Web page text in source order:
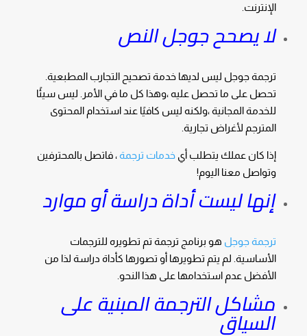
الإنترنت.
لا يصحح جوجل النص
ترجمة جوجل ليس لديها خدمة تصحيح التجارب المطبعية.
تحصل على ما تحصل عليه ،وهذا كل ما في الأمر. ليس سيئًا
للخدمة المجانية ،ولكنه ليس كافيًا عند استخدام المحتوى
المترجم لأغراض تجارية.
إذا كان عملك يتطلب أي خدمات ترجمة، فاتصل بالمحترفين
وتواصل معنا اليوم!
إنها ليست أداة دراسة أو موارد
ترجمة جوجل هو برنامج ترجمة تم تطويره للترجمات
الأساسية. لم يتم تطويرها أو تصورها كأداة دراسة لذا من
الأفضل عدم استخدامها على هذا النحو.
مشاكل الترجمة المبنية على
السياق